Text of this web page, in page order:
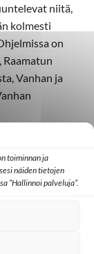
toiminnan ja
näiden tietojen
”Hallinnoi palveluja”.
niitä,
kolmesti
on
Raamatun
Vanhan ja
olivat löytäneet
haluavat